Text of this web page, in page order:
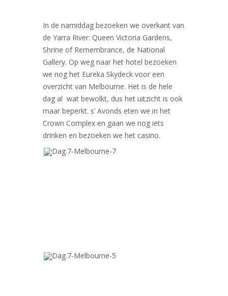
In de namiddag bezoeken we overkant van
de Yarra River: Queen Victoria Gardens,
Shrine of Remembrance, de National
Gallery. Op weg naar het hotel bezoeken
we nog het Eureka Skydeck voor een
overzicht van Melbourne. Het is de hele
dag al wat bewolkt, dus het uitzicht is ook
maar beperkt. s’ Avonds eten we in het
Crown Complex en gaan we nog iets
drinken en bezoeken we het casino.